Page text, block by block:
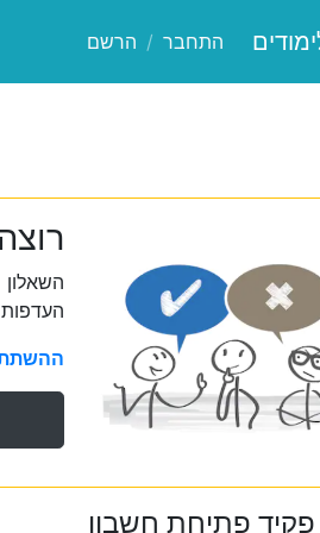
התחבר / הרשם
פקיד פתיחת חשבון